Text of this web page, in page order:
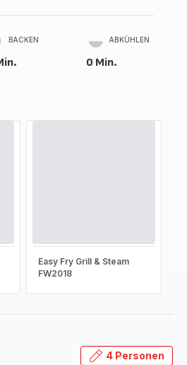
BACKEN ABKÜHLEN
0 Min.
Easy Fry Grill & Steam
FW2018
4 Personen